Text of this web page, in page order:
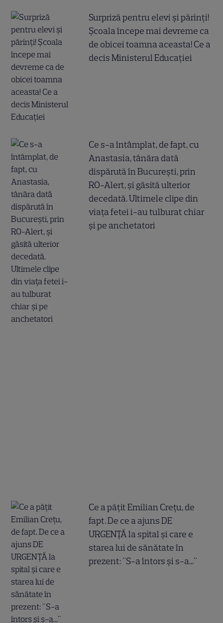
Surpriză pentru elevi și părinți!
Școala începe mai devreme ca
de obicei toamna aceasta! Ce a
decis Ministerul Educației
Ce s-a întâmplat, de fapt, cu
Anastasia, tânăra dată
dispărută în București, prin
RO-Alert, și găsită ulterior
decedată. Ultimele clipe din
viața fetei i-au tulburat chiar
și pe anchetatori
Ce a pățit Emilian Crețu, de
fapt. De ce a ajuns DE
URGENȚĂ la spital și care e
starea lui de sănătate în
prezent: "S-a întors și s-a..."